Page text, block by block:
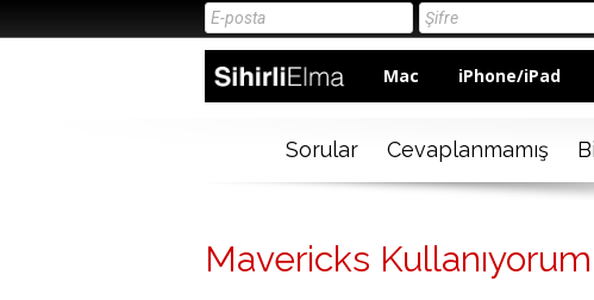
Mac iPhone/iPad
Sorular Cevaplanmamış
Mavericks